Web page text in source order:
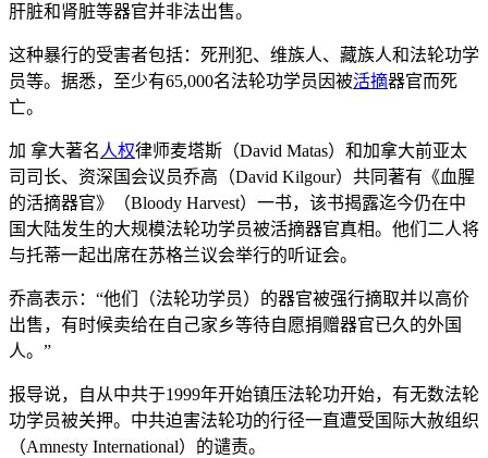
肝脏和肾脏等器官并非法出售。
这种暴行的受害者包括：死刑犯、维族人、藏族人和法轮功学
员等。据悉，至少有65,000名法轮功学员因被活摘器官而死
亡。
加 拿大著名 人权律师麦塔斯（David Matas）和加拿大前亚太
司司长、资深国会议员乔高（David Kilgour）共同著有《血腥
的活摘器官》（Bloody Harvest）一书，该书揭露迄今仍在中
国大陆发生的大规模法轮功学员被活摘器官真相。他们二人将
与托蒂一起出席在苏格兰议会举行的听证会。
乔高表示：“他们（法轮功学员）的器官被强行摘取并以高价
出售，有时候卖给在自己家乡等待自愿捐赠器官已久的外国
人。”
报导说，自从中共于1999年开始镇压法轮功开始，有无数法轮
功学员被关押。中共迫害法轮功的行径一直遭受国际大赦组织
（Amnesty International）的谴责。